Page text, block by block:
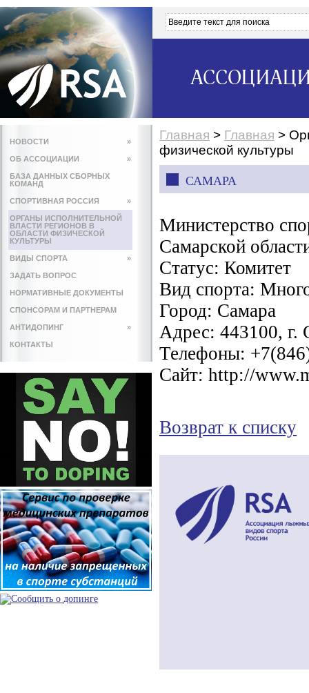
НОВОСТИ »
ОБ АССОЦИАЦИИ »
БАЗА ДАННЫХ СБОРНЫХ
КОМАНД
СПОРТИВНАЯ РОССИЯ »
ОРГАНЫ ИСПОЛНИТЕЛЬНОЙ
ВЛАСТИ РЕГИОНОВ В
ОБЛАСТИ ФИЗИЧЕСКОЙ
КУЛЬТУРЫ
ВИДЫ СПОРТА »
ЗАДАТЬ ВОПРОС
НОРМАТИВНЫЕ ДОКУМЕНТЫ
СПОНСОРАМ И ПАРТНЕРАМ
АНТИДОПИНГ »
КОНТАКТЫ
Главная > Главная >
физической культуры
САМАРА
Министерство
Самарской
Статус: Комитет
Вид спорта:
Город: Самара
Адрес: 443100, г.
Телефоны:
Сайт: http://
Возврат к списку